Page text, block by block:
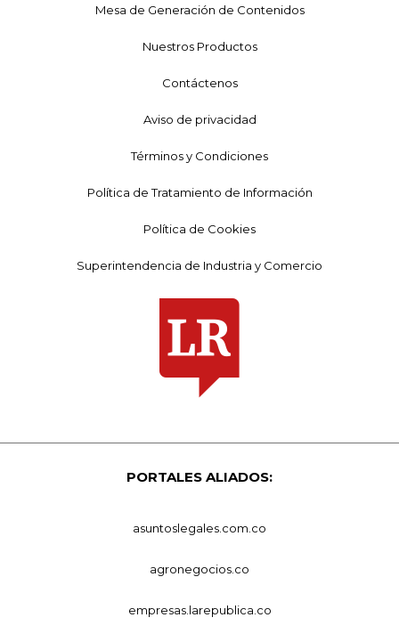
Mesa de Generación de Contenidos
Nuestros Productos
Contáctenos
Aviso de privacidad
Términos y Condiciones
Política de Tratamiento de Información
Política de Cookies
Superintendencia de Industria y Comercio
PORTALES ALIADOS:
asuntoslegales.com.co
agronegocios.co
empresas.larepublica.co